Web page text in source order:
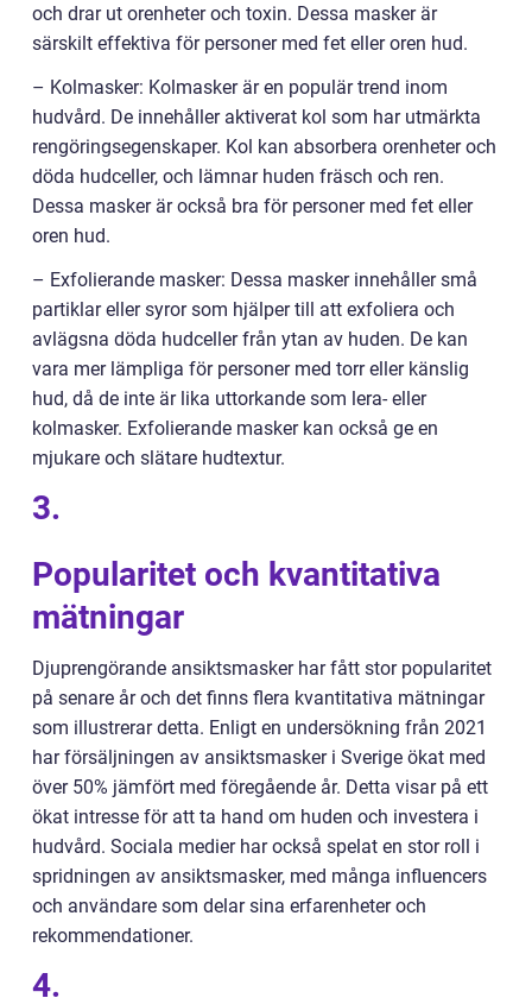
och drar ut orenheter och toxin. Dessa masker är
särskilt effektiva för personer med fet eller oren hud.
– Kolmasker: Kolmasker är en populär trend inom
hudvård. De innehåller aktiverat kol som har utmärkta
rengöringsegenskaper. Kol kan absorbera orenheter och
döda hudceller, och lämnar huden fräsch och ren.
Dessa masker är också bra för personer med fet eller
oren hud.
– Exfolierande masker: Dessa masker innehåller små
partiklar eller syror som hjälper till att exfoliera och
avlägsna döda hudceller från ytan av huden. De kan
vara mer lämpliga för personer med torr eller känslig
hud, då de inte är lika uttorkande som lera- eller
kolmasker. Exfolierande masker kan också ge en
mjukare och slätare hudtextur.
3.
Popularitet och kvantitativa
mätningar
Djuprengörande ansiktsmasker har fått stor popularitet
på senare år och det finns flera kvantitativa mätningar
som illustrerar detta. Enligt en undersökning från 2021
har försäljningen av ansiktsmasker i Sverige ökat med
över 50% jämfört med föregående år. Detta visar på ett
ökat intresse för att ta hand om huden och investera i
hudvård. Sociala medier har också spelat en stor roll i
spridningen av ansiktsmasker, med många influencers
och användare som delar sina erfarenheter och
rekommendationer.
4.